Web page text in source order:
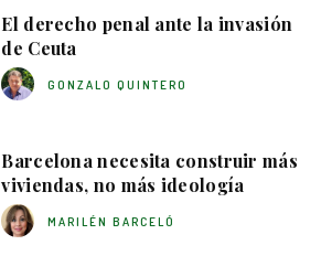
El derecho penal ante la invasión
de Ceuta
GONZALO QUINTERO
Barcelona necesita construir más
viviendas, no más ideología
MARILÉN BARCELÓ